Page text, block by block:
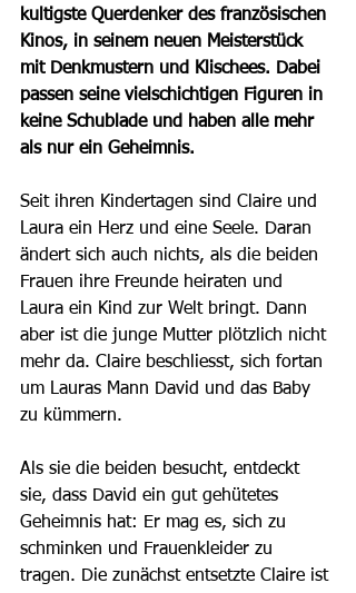
kultigste Querdenker des französischen
Kinos, in seinem neuen Meisterstück
mit Denkmustern und Klischees. Dabei
passen seine vielschichtigen Figuren in
keine Schublade und haben alle mehr
als nur ein Geheimnis.
Seit ihren Kindertagen sind Claire und
Laura ein Herz und eine Seele. Daran
ändert sich auch nichts, als die beiden
Frauen ihre Freunde heiraten und
Laura ein Kind zur Welt bringt. Dann
aber ist die junge Mutter plötzlich nicht
mehr da. Claire beschliesst, sich fortan
um Lauras Mann David und das Baby
zu kümmern.
Als sie die beiden besucht, entdeckt
sie, dass David ein gut gehütetes
Geheimnis hat: Er mag es, sich zu
schminken und Frauenkleider zu
tragen. Die zunächst entsetzte Claire ist